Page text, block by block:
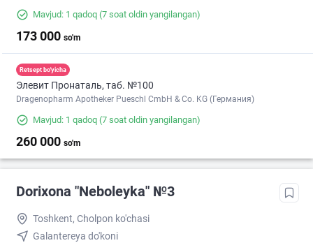
Mavjud: 1 qadoq (7 soat oldin yangilangan)
173 000 so'm
Retsept bo'yicha
Элевит Пронаталь, таб. №100
Dragenopharm Apotheker Pueschl CmbH & Co. KG (Германия)
Mavjud: 1 qadoq (7 soat oldin yangilangan)
260 000 so'm
Dorixona "Neboleyka" №3
Toshkent, Cholpon ko'chasi
Galantereya do'koni